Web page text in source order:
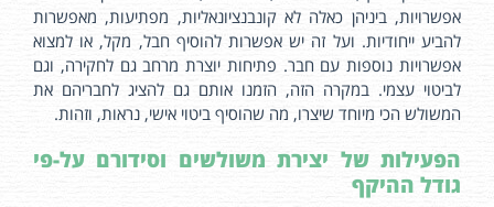
אפשרויות, ביניהן כאלה לא קונבנציונאליות, מפתיעות, מאפשרות
להביע ייחודיות. ועל זה יש אפשרות להוסיף חבל, מקל, או למצוא
אפשרויות נוספות עם חבר. פתיחות יוצרת מרחב גם לחקירה, וגם
לביטוי עצמי. במקרה הזה, הזמנו אותם גם להציג לחבריהם את
המשולש הכי מיוחד שיצרו, מה שהוסיף ביטוי אישי, נראות, וזהות.
הפעילות של יצירת משולשים וסידורם על-פי
גודל ההיקף